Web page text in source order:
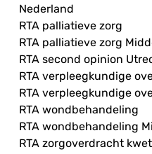
Nederland
RTA palliatieve zorg
RTA palliatieve zorg
RTA second opinion
RTA verpleegkundige
RTA verpleegkundige
RTA wondbehandeling
RTA wondbehandeling
RTA zorgoverdracht